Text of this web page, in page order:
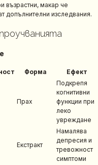
възрастни, макар че
допълнителни изследвания.
Форма Ефект
Прах
Подкрепя
когнитивни
функции при
леко
увреждане
Екстракт
Намалява
депресия и
тревожност
симптоми